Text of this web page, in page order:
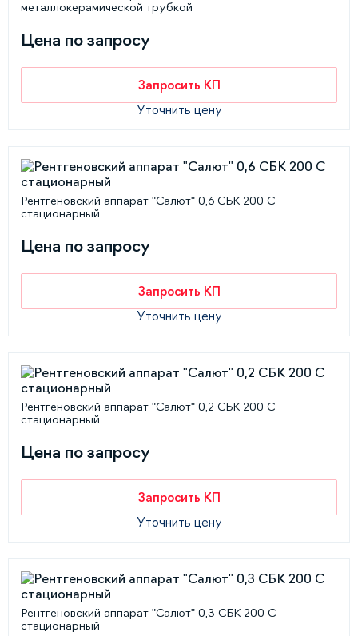
металлокерамической трубкой
Цена по запросу
Запросить КП
Уточнить цену
Рентгеновский аппарат "Салют" 0,6 СБК 200 С
стационарный
Цена по запросу
Запросить КП
Уточнить цену
Рентгеновский аппарат "Салют" 0,2 СБК 200 С
стационарный
Цена по запросу
Запросить КП
Уточнить цену
Рентгеновский аппарат "Салют" 0,3 СБК 200 С
стационарный